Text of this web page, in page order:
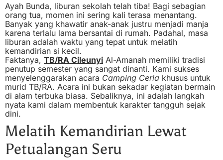
Ayah Bunda, liburan sekolah telah tiba! Bagi sebagian
orang tua, momen ini sering kali terasa menantang.
Banyak yang khawatir anak-anak justru menjadi manja
karena terlalu lama bersantai di rumah. Padahal, masa
liburan adalah waktu yang tepat untuk melatih
kemandirian si kecil.
Faktanya, TB/RA Cileunyi Al-Amanah memiliki tradisi
penutup semester yang sangat dinanti. Kami sukses
menyelenggarakan acara Camping Ceria khusus untuk
murid TB/RA. Acara ini bukan sekadar kegiatan bermain
di alam terbuka biasa. Sebaliknya, ini adalah langkah
nyata kami dalam membentuk karakter tangguh sejak
dini.
Melatih Kemandirian Lewat
Petualangan Seru